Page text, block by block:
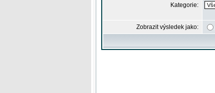
Kategorie:
Zobrazit výsledek jako: